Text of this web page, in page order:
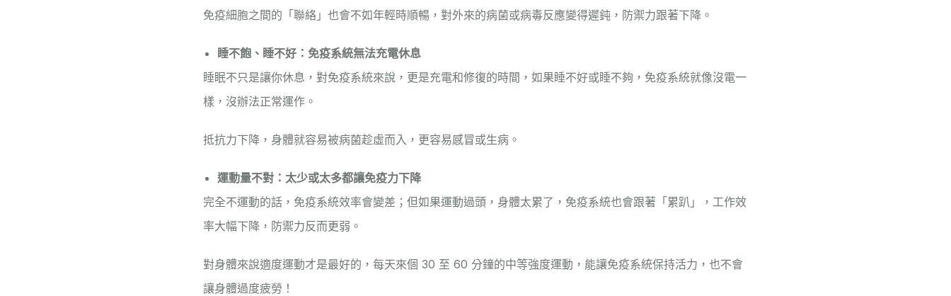
免疫細胞之間的「聯絡」也會不如年輕時順暢，對外來的病菌或病毒反應變得遲鈍，防禦力跟著下降。
睡不飽、睡不好：免疫系統無法充電休息
睡眠不只是讓你休息，對免疫系統來說，更是充電和修復的時間，如果睡不好或睡不夠，免疫系統就像沒電一
樣，沒辦法正常運作。
抵抗力下降，身體就容易被病菌趁虛而入，更容易感冒或生病。
運動量不對：太少或太多都讓免疫力下降
完全不運動的話，免疫系統效率會變差；但如果運動過頭，身體太累了，免疫系統也會跟著「累趴」，工作效
率大幅下降，防禦力反而更弱。
對身體來說適度運動才是最好的，每天來個 30 至 60 分鐘的中等強度運動，能讓免疫系統保持活力，也不會
讓身體過度疲勞！